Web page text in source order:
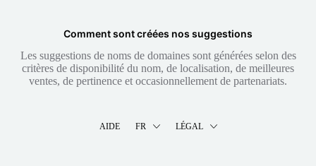
Comment sont créées nos suggestions
Les suggestions de noms de domaines sont générées selon des
critères de disponibilité du nom, de localisation, de meilleures
ventes, de pertinence et occasionnellement de partenariats.
AIDE FR LÉGAL